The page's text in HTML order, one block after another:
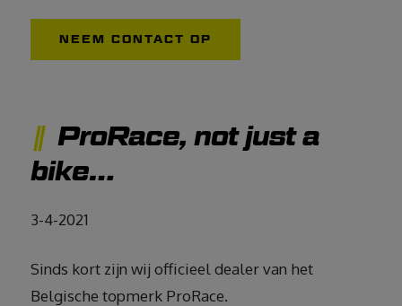
NEEM CONTACT OP
ProRace, not just a
bike…
3-4-2021
Sinds kort zijn wij officieel dealer van het
Belgische topmerk ProRace.